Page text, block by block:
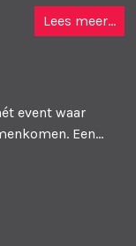
Lees meer...
event waar
Een...